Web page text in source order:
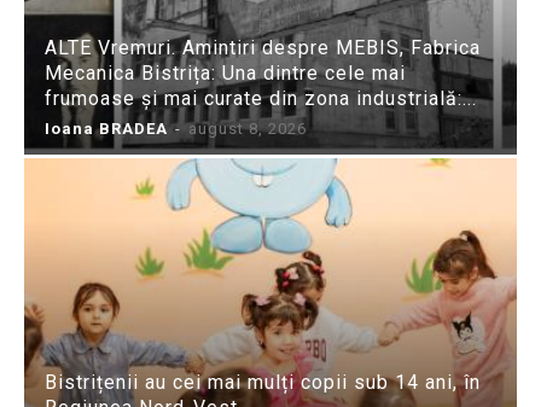
ALTE Vremuri. Amintiri despre MEBIS, Fabrica
Mecanica Bistrița: Una dintre cele mai
frumoase și mai curate din zona industrială:...
Ioana BRADEA - august 8, 2026
Bistrițenii au cei mai mulți copii sub 14 ani, în